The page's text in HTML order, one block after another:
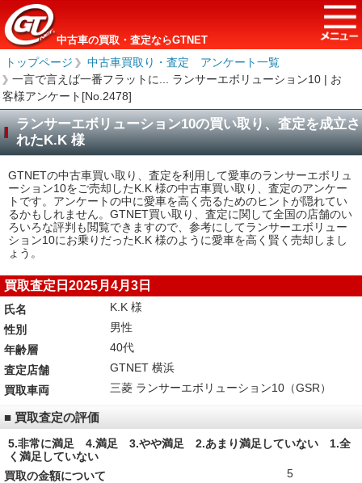
中古車の買取・査定ならGTNET
トップページ ＞
中古車買取り・査定 アンケート一覧
＞
一言で言えば一番フラットに... ランサーエボリューション10 | お
客様アンケート[No.2478]
ランサーエボリューション10の買い取り、査定を成立さ
れたK.K 様
GTNETの中古車買い取り、査定を利用して愛車のランサーエボリュ
ーション10をご売却したK.K 様の中古車買い取り、査定のアンケー
トです。アンケートの中に愛車を高く売るためのヒントが隠れてい
るかもしれません。GTNET買い取り、査定に関して全国の店舗のい
ろいろな評判も閲覧できますので、参考にしてランサーエボリュー
ション10にお乗りだったK.K 様のように愛車を高く賢く売却しまし
ょう。
買取査定日2025月4月3日
氏名
K.K 様
性別
男性
年齢層
40代
査定店舗
GTNET 横浜
買取車両
三菱 ランサーエボリューション10（GSR）
■ 買取査定の評価
5.非常に満足 4.満足 3.やや満足 2.あまり満足していない 1.全
く満足していない
買取の金額について
5